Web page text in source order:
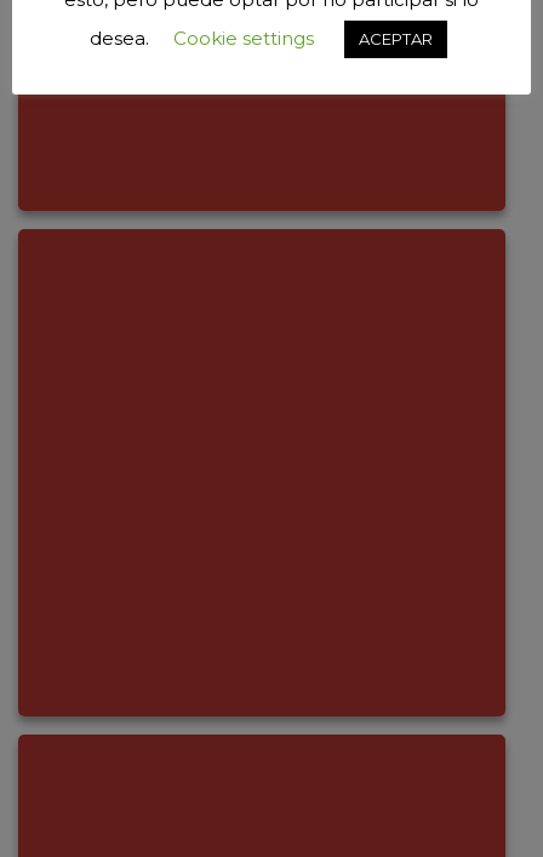
desea.
Cookie settings ACEPTAR